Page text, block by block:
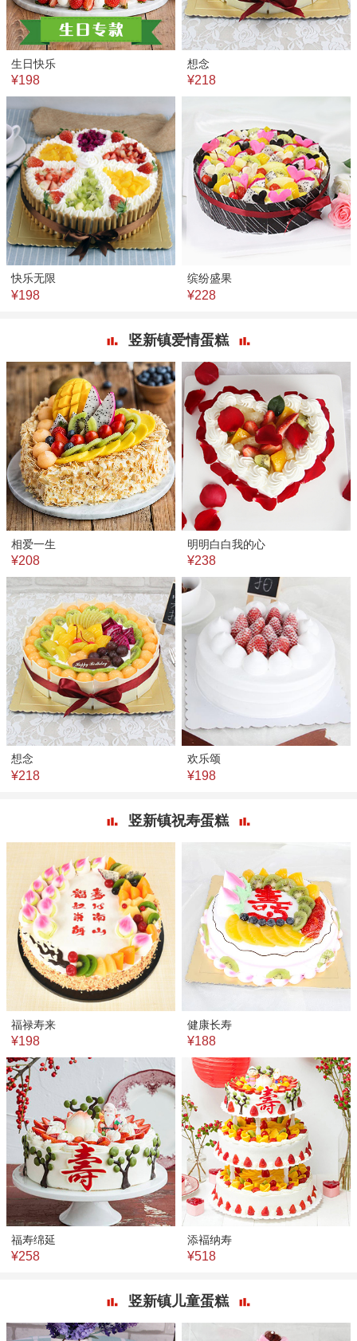
生日快乐
¥198
想念
¥218
快乐无限
¥198
缤纷盛果
¥228
竖新镇爱情蛋糕
相爱一生
¥208
明明白白我的心
¥238
想念
¥218
欢乐颂
¥198
竖新镇祝寿蛋糕
福禄寿来
¥198
健康长寿
¥188
福寿绵延
¥258
添褔纳寿
¥518
竖新镇儿童蛋糕